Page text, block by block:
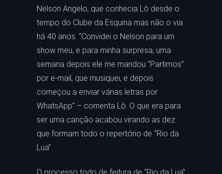
Nelson Angelo, que conhecia Lô desde o
tempo do Clube da Esquina mas não o via
há 40 anos. “Convidei o Nelson para um
show meu, e para minha surpresa, uma
semana depois ele me mandou “Partimos”
por e-mail, que musiquei, e depois
começou a enviar várias letras por
WhatsApp” – comenta Lô. O que era para
ser uma canção acabou virando as dez
que formam todo o repertório de “Rio da
Lua”.